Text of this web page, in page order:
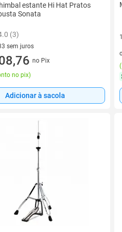
estante Hi Hat Pratos
Sonata
(3)
sem juros
sem jurosno Pix
no pix)
Adicionar à sacola
(